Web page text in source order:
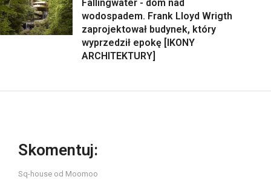
Fallingwater - dom nad
wodospadem. Frank Lloyd Wrigth
zaprojektował budynek, który
wyprzedził epokę [IKONY
ARCHITEKTURY]
Skomentuj:
Sq-house od Moomoo